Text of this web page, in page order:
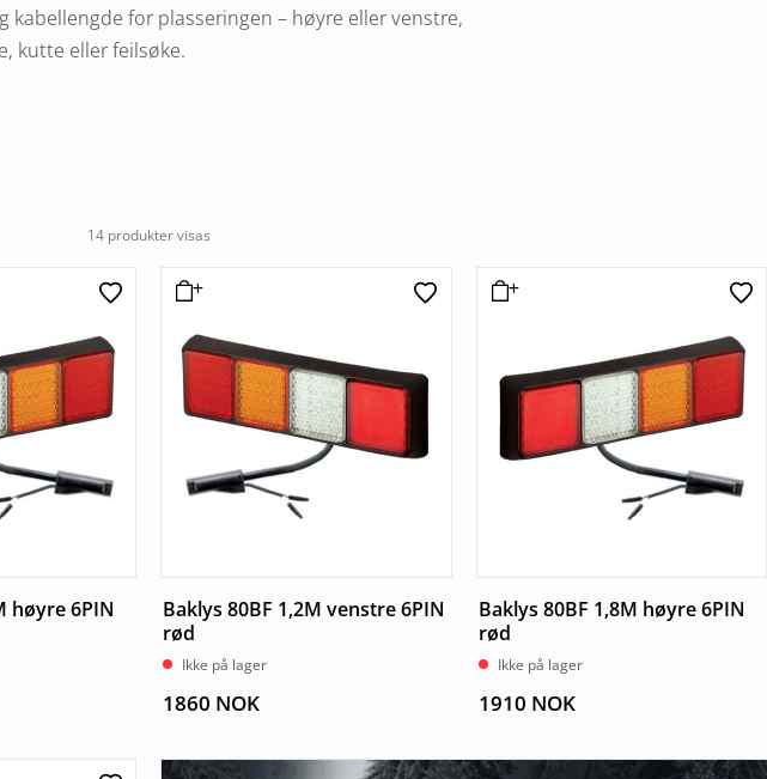
for plasseringen – høyre eller venstre,
kutte eller feilsøke.
14 produkter visas
høyre 6PIN
Baklys 80BF 1,2M venstre 6PIN
rød
Ikke på lager
1860 NOK
Baklys 80BF 1,8M høyre 6PIN
rød
Ikke på lager
1910 NOK